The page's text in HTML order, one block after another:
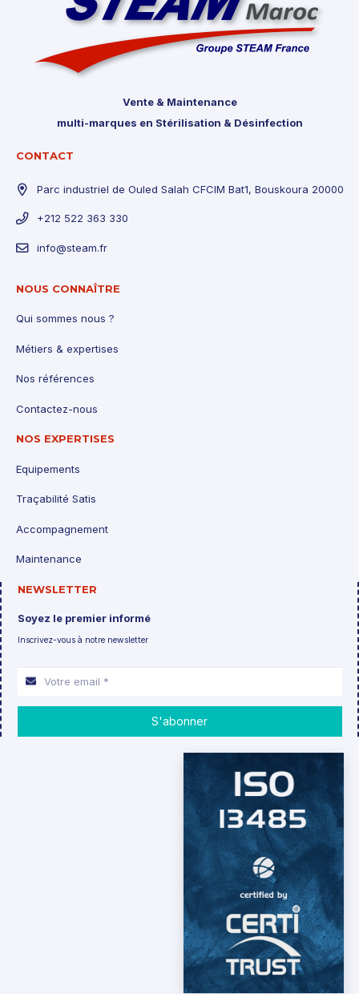
Vente & Maintenance
multi-marques en Stérilisation & Désinfection
CONTACT
Parc industriel de Ouled Salah CFCIM Bat1, Bouskoura 20000
+212 522 363 330
info@steam.fr
NOUS CONNAÎTRE
Qui sommes nous ?
Métiers & expertises
Nos références
Contactez-nous
NOS EXPERTISES
Equipements
Traçabilité Satis
Accompagnement
Maintenance
NEWSLETTER
Soyez le premier informé
Inscrivez-vous à notre newsletter
S'abonner